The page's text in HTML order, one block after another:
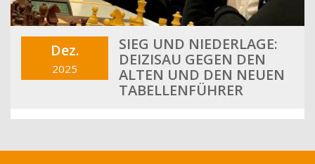
Dez.
2025
SIEG UND NIEDERLAGE:
DEIZISAU GEGEN DEN
ALTEN UND DEN NEUEN
TABELLENFÜHRER